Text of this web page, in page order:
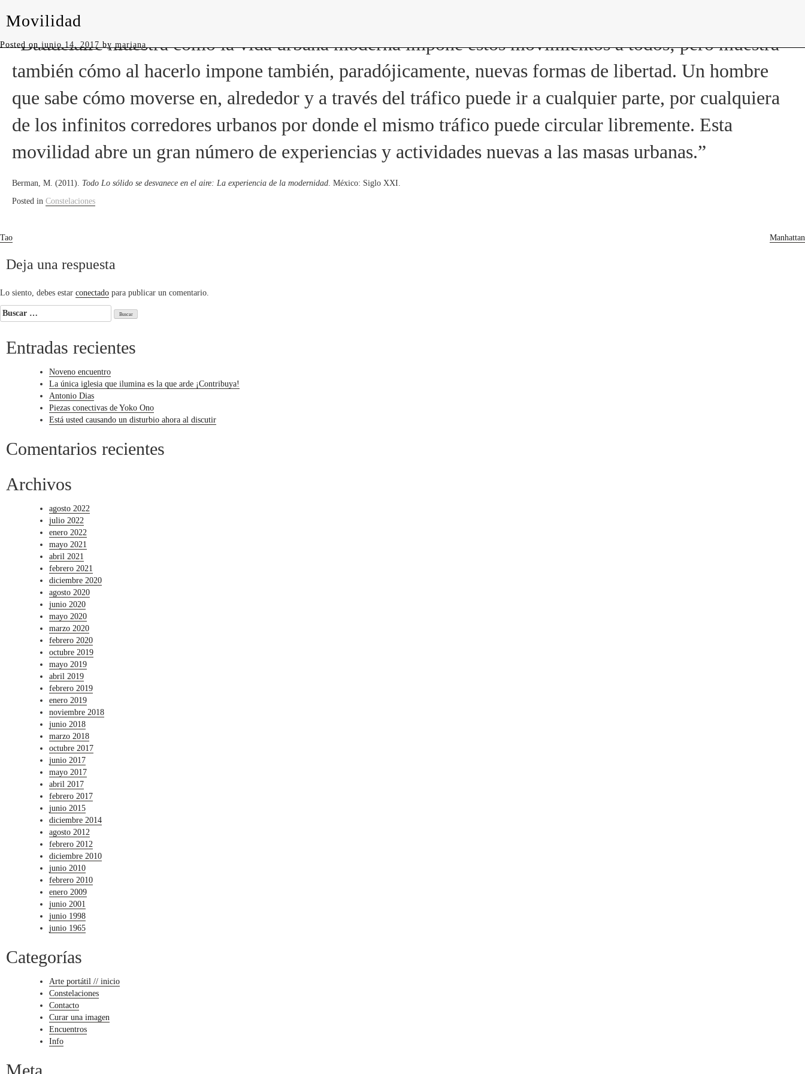
Movilidad
Posted on junio 14, 2017 by mariana
“Baudelaire muestra cómo la vida urbana moderna impone estos movimientos a todos; pero muestra
también cómo al hacerlo impone también, paradójicamente, nuevas formas de libertad. Un hombre
que sabe cómo moverse en, alrededor y a través del tráfico puede ir a cualquier parte, por cualquiera
de los infinitos corredores urbanos por donde el mismo tráfico puede circular libremente. Esta
movilidad abre un gran número de experiencias y actividades nuevas a las masas urbanas.”
Berman, M. (2011). Todo Lo sólido se desvanece en el aire: La experiencia de la modernidad. México: Siglo XXI.
Posted in Constelaciones
Navegación
de
Tao Manhattan
Deja una respuesta
Lo siento, debes estar conectado para publicar un comentario.
Buscar:
Entradas recientes
Noveno encuentro
La única iglesia que ilumina es la que arde ¡Contribuya!
Antonio Dias
Piezas conectivas de Yoko Ono
Está usted causando un disturbio ahora al discutir
Comentarios recientes
Archivos
agosto 2022
julio 2022
enero 2022
mayo 2021
abril 2021
febrero 2021
diciembre 2020
agosto 2020
junio 2020
mayo 2020
marzo 2020
febrero 2020
octubre 2019
mayo 2019
abril 2019
febrero 2019
enero 2019
noviembre 2018
junio 2018
marzo 2018
octubre 2017
junio 2017
mayo 2017
abril 2017
febrero 2017
junio 2015
diciembre 2014
agosto 2012
febrero 2012
diciembre 2010
junio 2010
febrero 2010
enero 2009
junio 2001
junio 1998
junio 1965
Categorías
Arte portátil // inicio
Constelaciones
Contacto
Curar una imagen
Encuentros
Info